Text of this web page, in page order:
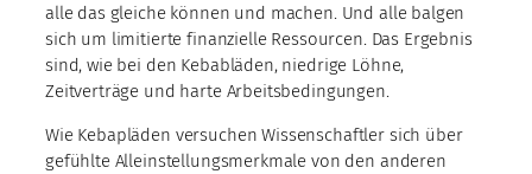
alle das gleiche können und machen. Und alle balgen
sich um limitierte finanzielle Ressourcen. Das Ergebnis
sind, wie bei den Kebabläden, niedrige Löhne,
Zeitverträge und harte Arbeitsbedingungen.
Wie Kebapläden versuchen Wissenschaftler sich über
gefühlte Alleinstellungsmerkmale von den anderen